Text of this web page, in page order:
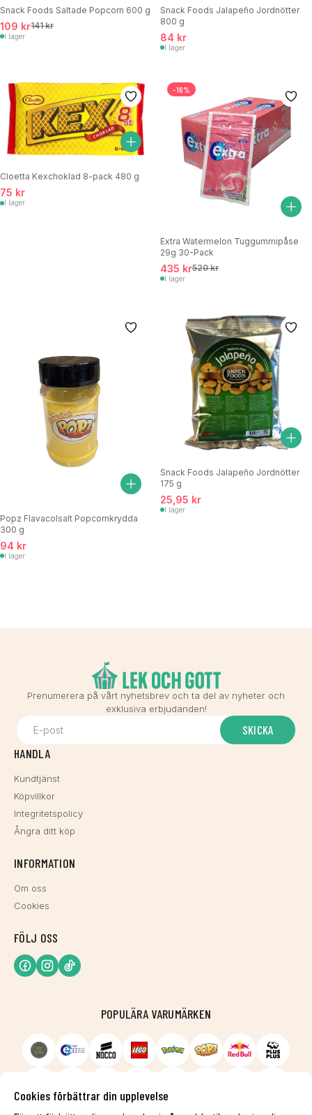
Cookies förbättrar din upplevelse
Snack Foods Saltade Popcorn 600 g
109 kr141 kr
I lager
Snack Foods Jalapeño Jordnötter
800 g
84 kr
I lager
Cloetta Kexchoklad 8-pack 480 g
75 kr
I lager
-16%
Extra Watermelon Tuggummipåse
29g 30-Pack
435 kr520 kr
I lager
Popz Flavacolsalt Popcornkrydda
300 g
94 kr
I lager
Snack Foods Jalapeño Jordnötter
175 g
25,95 kr
I lager
Prenumerera på vårt nyhetsbrev och ta del av nyheter och
exklusiva erbjudanden!
SKICKA
HANDLA
Kundtjänst
Köpvillkor
Integritetspolicy
Ångra ditt köp
INFORMATION
Om oss
Cookies
FÖLJ OSS
POPULÄRA VARUMÄRKEN